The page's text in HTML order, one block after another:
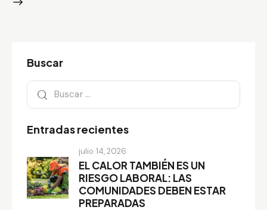
Buscar
Entradas recientes
julio 14, 2026
EL CALOR TAMBIÉN ES UN
RIESGO LABORAL: LAS
COMUNIDADES DEBEN ESTAR
PREPARADAS